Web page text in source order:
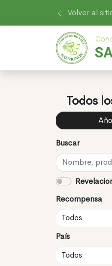
Volver al
Todos
Buscar
Recompensa
País